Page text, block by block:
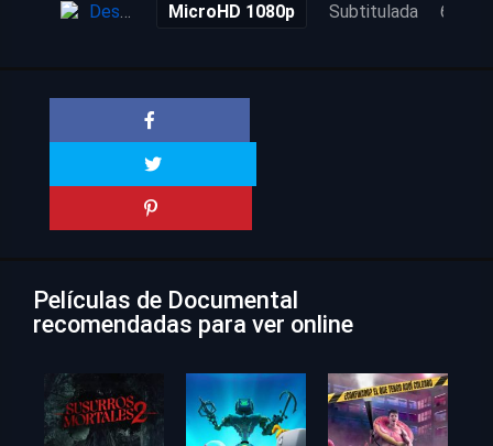
Descarga MicroHD 1080p Subtitulada 6 años
Películas de Documental
recomendadas para ver online